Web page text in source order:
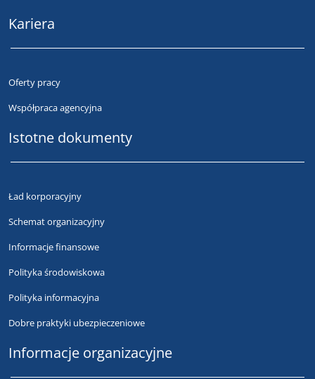
Kariera
Oferty pracy
Współpraca agencyjna
Istotne dokumenty
Ład korporacyjny
Schemat organizacyjny
Informacje finansowe
Polityka środowiskowa
Polityka informacyjna
Dobre praktyki ubezpieczeniowe
Informacje organizacyjne